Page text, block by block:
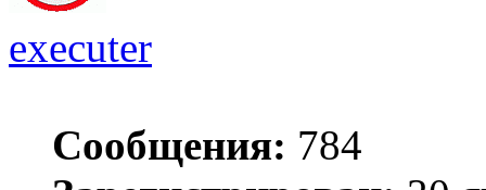
executer
Сообщения: 784